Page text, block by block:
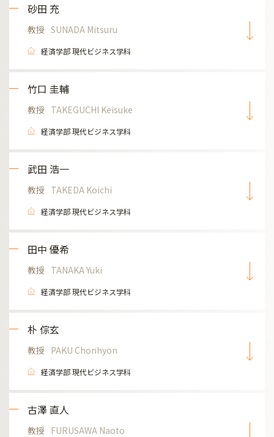
砂田 充
教授 SUNADA Mitsuru
経済学部 現代ビジネス学科
竹口 圭輔
教授 TAKEGUCHI Keisuke
経済学部 現代ビジネス学科
武田 浩一
教授 TAKEDA Koichi
経済学部 現代ビジネス学科
田中 優希
教授 TANAKA Yuki
経済学部 現代ビジネス学科
朴 倧玄
教授 PAKU Chonhyon
経済学部 現代ビジネス学科
古澤 直人
教授 FURUSAWA Naoto